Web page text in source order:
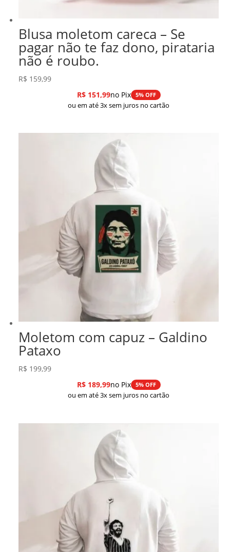
Blusa moletom careca – Se
pagar não te faz dono, pirataria
não é roubo.
R$ 159,99
R$151,99no Pix 5% OFF
ou em até 3x sem juros no cartão
Moletom com capuz – Galdino
Pataxo
R$ 199,99
R$189,99no Pix 5% OFF
ou em até 3x sem juros no cartão